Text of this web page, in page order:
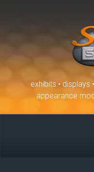
exhibits • displays
appearance